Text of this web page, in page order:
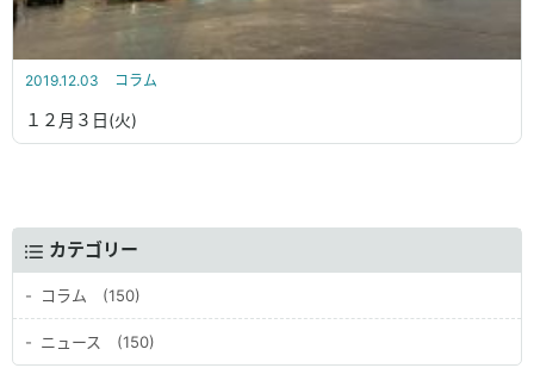
2019.12.03 コラム
１２月３日(火)
カテゴリー
コラム (150)
ニュース (150)